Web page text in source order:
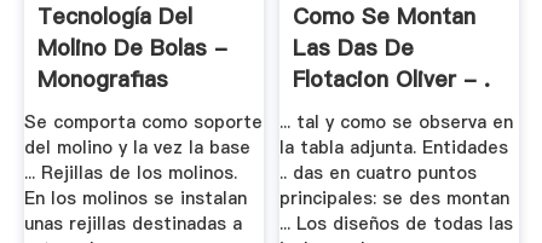
Tecnología Del
Molino De Bolas -
Monografias
Se comporta como soporte
del molino y la vez la base
... Rejillas de los molinos.
En los molinos se instalan
unas rejillas destinadas a
Como Se Montan
Las Das De
Flotacion Oliver - .
... tal y como se observa en
la tabla adjunta. Entidades
.. das en cuatro puntos
principales: se des montan
... Los diseños de todas las